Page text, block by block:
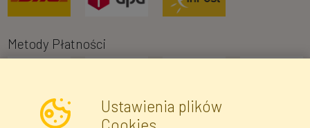
Metody Płatności
Ustawienia plików